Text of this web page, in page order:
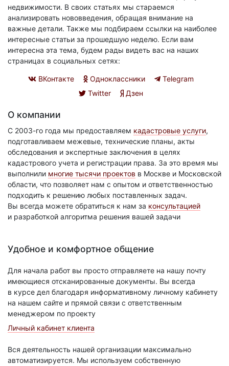
недвижимости. В своих статьях мы стараемся
анализировать нововведения, обращая внимание на
важные детали. Также мы подбираем ссылки на наиболее
интересные статьи за прошедшую неделю. Если вам
интересна эта тема, будем рады видеть вас на наших
страницах в социальных сетях:
ВКонтакте Одноклассники
Telegram
Twitter
Дзен
О компании
С 2003-го года мы предоставляем кадастровые услуги,
подготавливаем межевые, технические планы, акты
обследования и экспертные заключения в целях
кадастрового учета и регистрации права. За это время мы
выполнили многие тысячи проектов в Москве и Московской
области, что позволяет нам с опытом и ответственностью
подходить к решению любых поставленных задач.
Вы всегда можете обратиться к нам за консультацией
и разработкой алгоритма решения вашей задачи
Удобное и комфортное общение
Для начала работ вы просто отправляете на нашу почту
имеющиеся отсканированные документы. Вы всегда
в курсе дел благодаря информативному личному кабинету
на нашем сайте и прямой связи с ответственным
менеджером по проекту
Личный кабинет клиента
Вся деятельность нашей организации максимально
автоматизируется. Мы используем собственную